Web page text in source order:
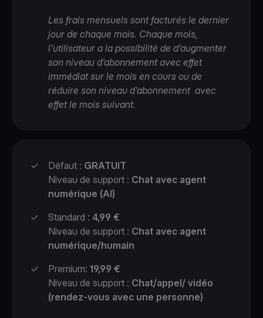
Les frais mensuels sont facturés le dernier
jour de chaque mois. Chaque mois,
l'utilisateur a la possibilité de d'augmenter
son niveau d'abonnement avec effet
immédiat sur le mois en cours ou de
réduire son niveau d'abonnement avec
effet le mois suivant.
✓ Défaut : GRATUIT
Niveau de support : Chat avec agent
numérique (AI)
✓
Standard : 4,99 €
Niveau de support : Chat avec agent
numérique/humain
✓
Premium: 19,99 €
Niveau de support : Chat/appel/ vidéo
(rendez-vous avec une personne)